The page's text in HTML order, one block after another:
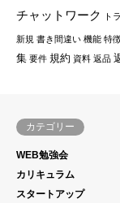
チャットワーク ト
新規 書き間違い 機能 特
集 要件 規約 資料 返品
カテゴリー
WEB勉強会
カリキュラム
スタートアップ